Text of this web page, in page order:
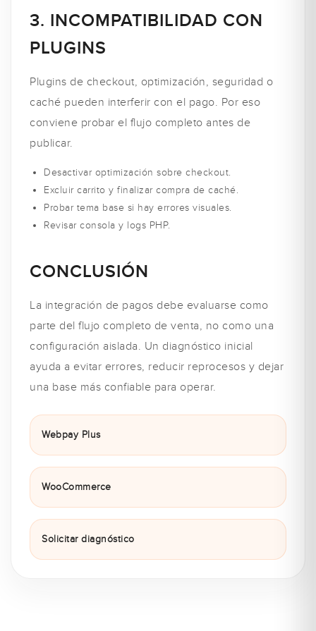
3. INCOMPATIBILIDAD CON
PLUGINS
Plugins de checkout, optimización, seguridad o
caché pueden interferir con el pago. Por eso
conviene probar el flujo completo antes de
publicar.
Desactivar optimización sobre checkout.
Excluir carrito y finalizar compra de caché.
Probar tema base si hay errores visuales.
Revisar consola y logs PHP.
CONCLUSIÓN
La integración de pagos debe evaluarse como
parte del flujo completo de venta, no como una
configuración aislada. Un diagnóstico inicial
ayuda a evitar errores, reducir reprocesos y dejar
una base más confiable para operar.
Webpay Plus
WooCommerce
Solicitar diagnóstico